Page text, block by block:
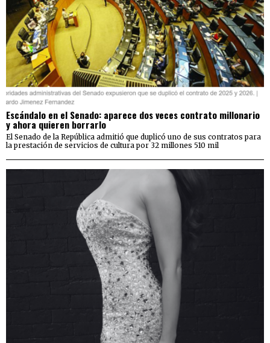
Escándalo en el Senado: aparece dos veces contrato millonario
y ahora quieren borrarlo
El Senado de la República admitió que duplicó uno de sus contratos para
la prestación de servicios de cultura por 32 millones 510 mil